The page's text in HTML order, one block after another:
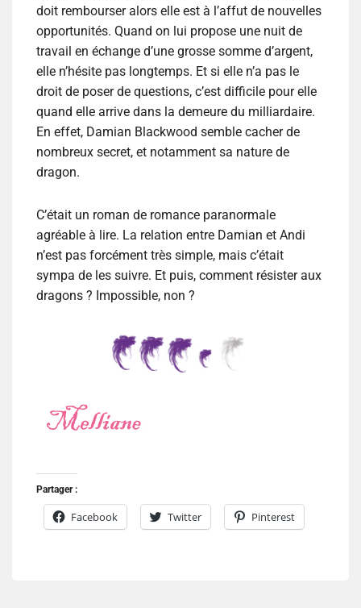
doit rembourser alors elle est à l’affut de nouvelles
opportunités. Quand on lui propose une nuit de
travail en échange d’une grosse somme d’argent,
elle n’hésite pas longtemps. Et si elle n’a pas le
droit de poser de questions, c’est difficile pour elle
quand elle arrive dans la demeure du milliardaire.
En effet, Damian Blackwood semble cacher de
nombreux secret, et notamment sa nature de
dragon.
C’était un roman de romance paranormale
agréable à lire. La relation entre Damian et Andi
n’est pas forcément très simple, mais c’était
sympa de les suivre. Et puis, comment résister aux
dragons ? Impossible, non ?
Partager :
Facebook Twitter Pinterest